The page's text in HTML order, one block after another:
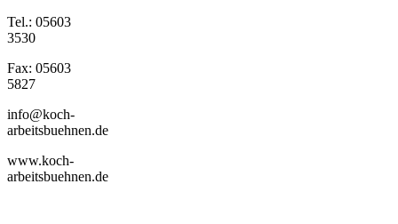
Tel.: 05603
3530
Fax: 05603
5827
info@koch-
arbeitsbuehnen.de
www.koch-
arbeitsbuehnen.de